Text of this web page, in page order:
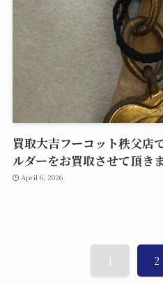
買取大吉フーコット秩父店
ルダーをお買取させて頂き
April 6, 2026
1 2